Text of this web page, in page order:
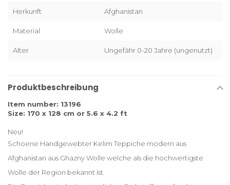
Herkunft Afghanistan
Material Wolle
Alter Ungefähr 0-20 Jahre (ungenutzt)
Produktbeschreibung
Item number: 13196
Size: 170 x 128 cm or 5.6 x 4.2 ft
Neu!
Schoene Handgewebter Kelim Teppiche modern aus
Afghanistan aus Ghazny Wolle welche als die hochwertigste
Wolle der Region bekannt ist.